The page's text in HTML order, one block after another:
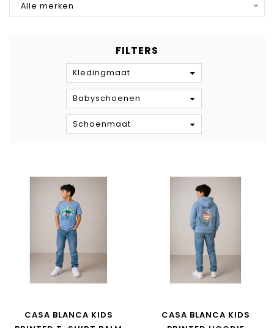
Alle merken
FILTERS
Kledingmaat
Babyschoenen
Schoenmaat
CASA BLANCA KIDS
CASA BLANCA KIDS